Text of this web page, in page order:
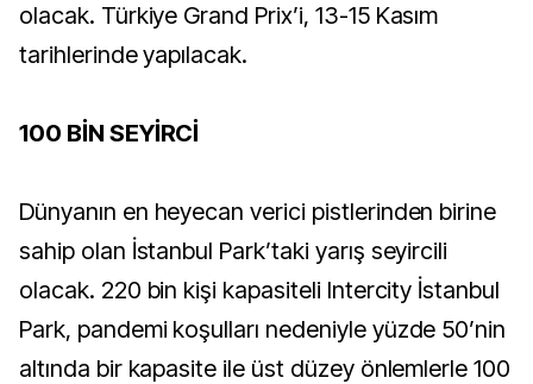
olacak. Türkiye Grand Prix’i, 13-15 Kasım
tarihlerinde yapılacak.
100 BİN SEYİRCİ
Dünyanın en heyecan verici pistlerinden birine
sahip olan İstanbul Park’taki yarış seyircili
olacak. 220 bin kişi kapasiteli Intercity İstanbul
Park, pandemi koşulları nedeniyle yüzde 50’nin
altında bir kapasite ile üst düzey önlemlerle 100